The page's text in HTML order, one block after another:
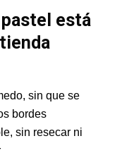
está
sin que se
bordes
sin resecar ni